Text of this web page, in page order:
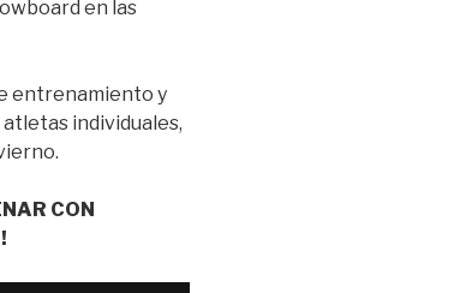
en las
entrenamiento y
individuales,
CON